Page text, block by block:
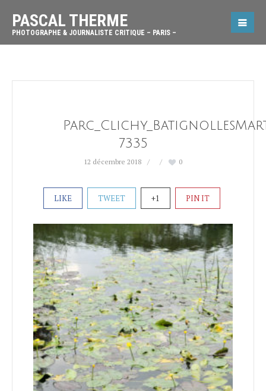
PASCAL THERME
PHOTOGRAPHE & JOURNALISTE CRITIQUE – PARIS –
7335
12 décembre 2018 0
LIKE TWEET +1 PIN IT